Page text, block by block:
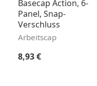
Basecap Action, 6-
Panel, Snap-
Verschluss
Arbeitscap
Regulärer Preis:
8,93 €